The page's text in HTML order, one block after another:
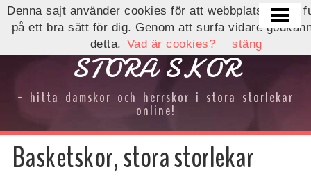
HEM
DAMSKOR STORA STORLEKAR
HERRSKOR STORA STORLEKAR
BREDA DAMSKOR
BREDA HERRSKOR
KONTAKTA
STORA SKOR
- hitta damskor och herrskor i stora storlekar
online!
Basketskor, stora storlekar
Denna sajt använder cookies för att webbplatsen ska
på ett bra sätt för dig. Genom att surfa vidare
detta. Vad är cookies? stäng